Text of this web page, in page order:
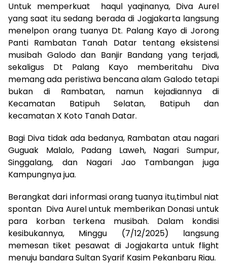
Untuk memperkuat haqul yaqinanya, Diva Aurel
yang saat itu sedang berada di Jogjakarta langsung
menelpon orang tuanya Dt. Palang Kayo di Jorong
Panti Rambatan Tanah Datar tentang eksistensi
musibah Galodo dan Banjir Bandang yang terjadi,
sekaligus Dt Palang Kayo memberitahu Diva
memang ada peristiwa bencana alam Galodo tetapi
bukan di Rambatan, namun kejadiannya di
Kecamatan Batipuh Selatan, Batipuh dan
kecamatan X Koto Tanah Datar.
Bagi Diva tidak ada bedanya, Rambatan atau nagari
Guguak Malalo, Padang Laweh, Nagari Sumpur,
Singgalang, dan Nagari Jao Tambangan juga
Kampungnya jua.
Berangkat dari informasi orang tuanya itu,timbul niat
spontan Diva Aurel untuk memberikan Donasi untuk
para korban terkena musibah. Dalam kondisi
kesibukannya, Minggu (7/12/2025) langsung
memesan tiket pesawat di Jogjakarta untuk flight
menuju bandara Sultan Syarif Kasim Pekanbaru Riau.